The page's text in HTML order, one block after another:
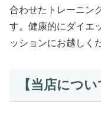
合わせたトレーニン
す。健康的にダイエ
ッションにお越しく
【当店につい